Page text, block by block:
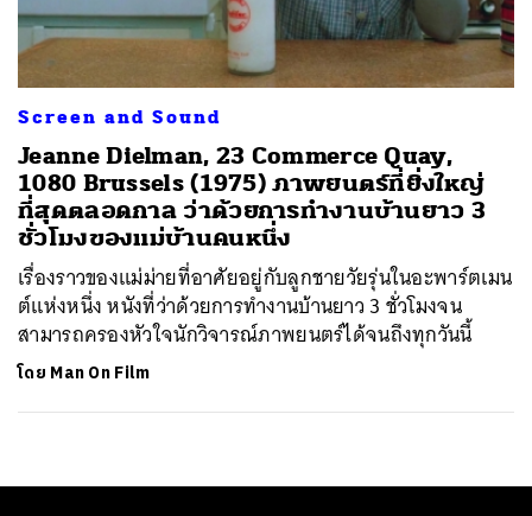
Screen and Sound
Jeanne Dielman, 23 Commerce Quay,
1080 Brussels (1975) ภาพยนตร์ที่ยิ่งใหญ่
ที่สุดตลอดกาล ว่าด้วยการทำงานบ้านยาว 3
ชั่วโมงของแม่บ้านคนหนึ่ง
เรื่องราวของแม่ม่ายที่อาศัยอยู่กับลูกชายวัยรุ่นในอะพาร์ตเมน
ต์แห่งหนึ่ง หนังที่ว่าด้วยการทำงานบ้านยาว 3 ชั่วโมงจน
สามารถครองหัวใจนักวิจารณ์ภาพยนตร์ได้จนถึงทุกวันนี้
โดย Man On Film
ค้นหา
SHARE TWEET LINE EMAIL